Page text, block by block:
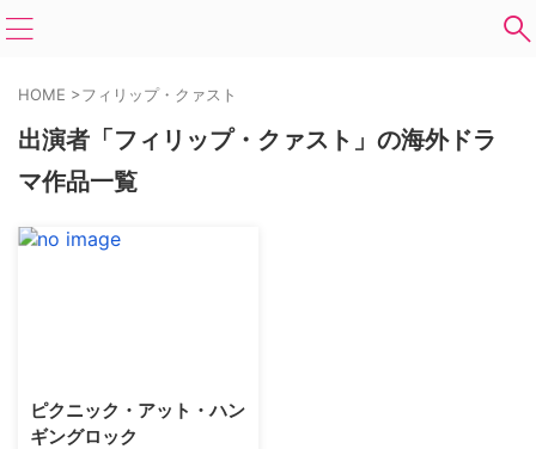
HOME >フィリップ・クァスト
出演者「フィリップ・クァスト」の海外ドラ
マ作品一覧
ピクニック・アット・ハン
ギングロック